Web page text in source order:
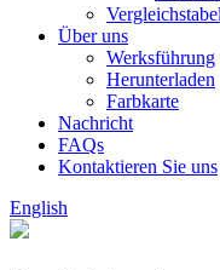
Über uns
Werksführung
Herunterladen
Farbkarte
Nachricht
FAQs
Kontaktieren Sie uns
English